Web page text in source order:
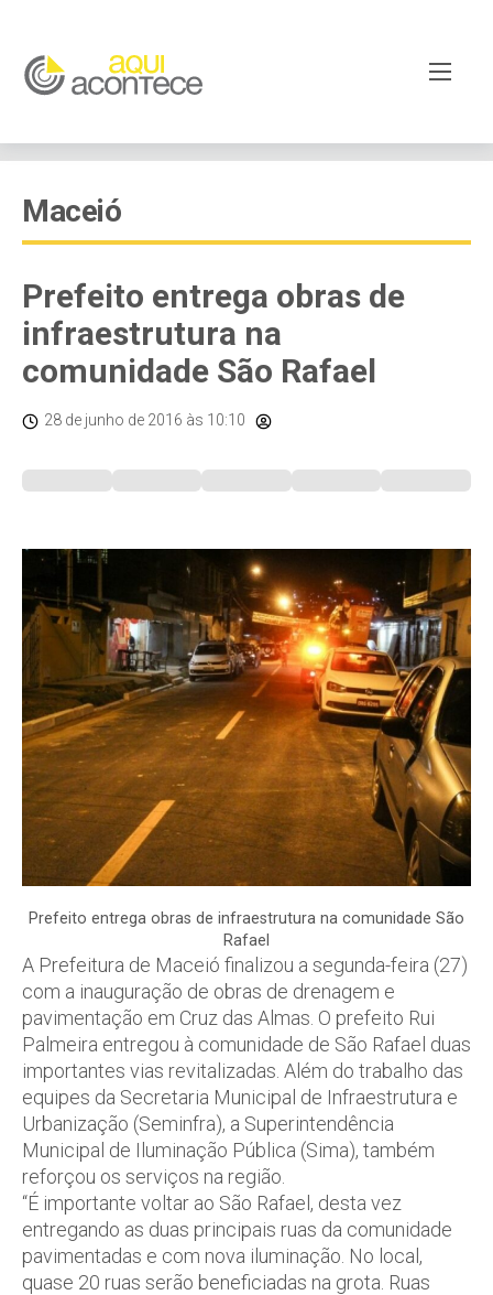
Maceió
Prefeito entrega obras de
infraestrutura na
comunidade São Rafael
28 de junho de 2016 às 10:10
Prefeito entrega obras de infraestrutura na comunidade São
Rafael
A Prefeitura de Maceió finalizou a segunda-feira (27)
com a inauguração de obras de drenagem e
pavimentação em Cruz das Almas. O prefeito Rui
Palmeira entregou à comunidade de São Rafael duas
importantes vias revitalizadas. Além do trabalho das
equipes da Secretaria Municipal de Infraestrutura e
Urbanização (Seminfra), a Superintendência
Municipal de Iluminação Pública (Sima), também
reforçou os serviços na região.
“É importante voltar ao São Rafael, desta vez
entregando as duas principais ruas da comunidade
pavimentadas e com nova iluminação. No local,
quase 20 ruas serão beneficiadas na grota. Ruas